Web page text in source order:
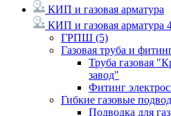
КИП и газовая арматура
КИП и газовая арматура
ГРПШ (5)
Газовая труба и
Труба газовая
завод"
Фитинг
Гибкие газовые
Подводка для